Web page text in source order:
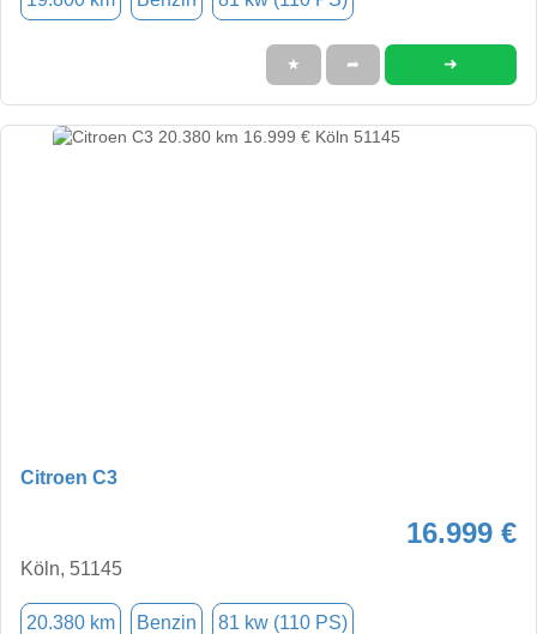
★ ➦ ➜
Citroen C3
16.999 €
Köln, 51145
20.380 km Benzin 81 kw (110 PS)